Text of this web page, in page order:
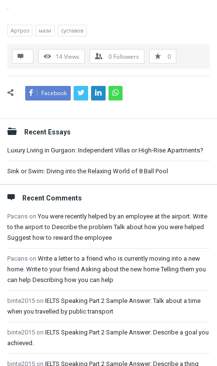
.
Артроз мази суставов
14Views 0 Followers 0
Facebook
Sidebar
Recent Essays
Luxury Living in Gurgaon: Independent Villas or High-Rise Apartments?
Sink or Swim: Diving into the Relaxing World of 8 Ball Pool
Recent Comments
Pacans onYou were recently helped by an employee at the airport. Write
to the airport to Describe the problem Talk about how you were helped
Suggest how to reward the employee
Pacans on Write a letter to a friend who is currently moving into a new
home. Write to your friend Asking about the new home Telling them you
can help Describing how you can help
binte2015 on IELTS Speaking Part 2 Sample Answer: Talk about a time
when you travelled by public transport
binte2015 on IELTS Speaking Part 2 Sample Answer: Describe a goal you
achieved.
binte2015 on IELTS Speaking Part 2 Sample Answer: Describe a thing